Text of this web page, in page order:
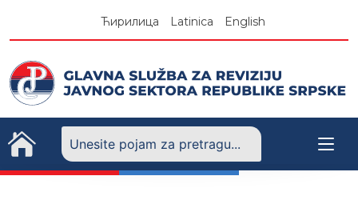
Ћирилица Latinica English